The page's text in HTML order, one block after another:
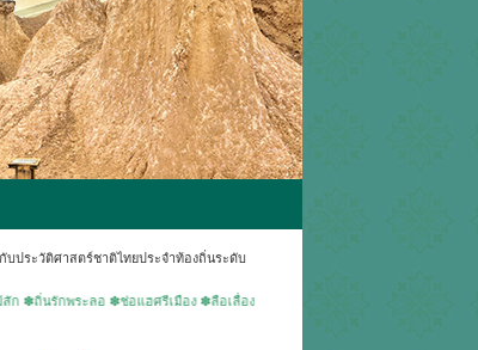
บประวัติศาสตร์ชาติไทยประจำท้องถิ่นระดับ
ระลอ ✽ช่อแฮศรีเมือง ✽ลือเลื่องแพะเมืองผี ✽คนแพร่นี้ใจงาม ▶ยินดีต้อนรับเข้าสู่เ